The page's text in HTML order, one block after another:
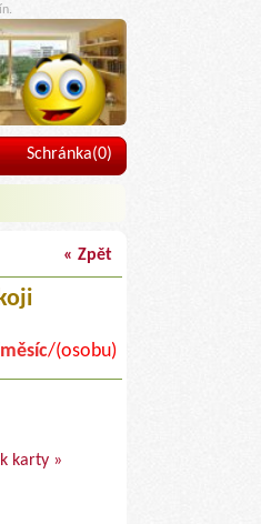
Schránka(0)
« Zpět
/(osobu)
karty »